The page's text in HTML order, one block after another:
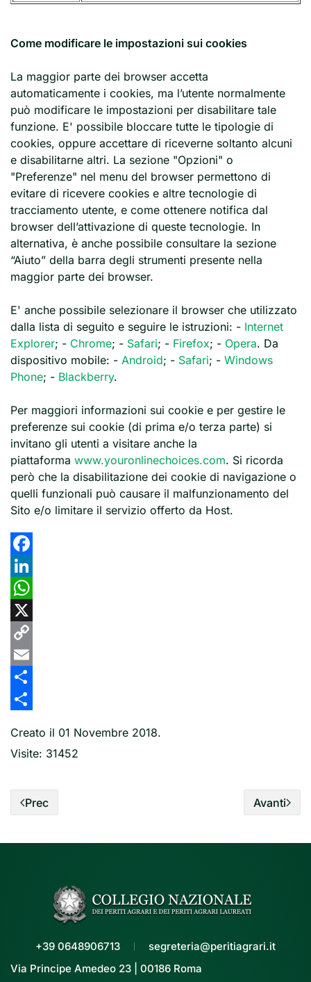
Come modificare le impostazioni sui cookies
La maggior parte dei browser accetta
automaticamente i cookies, ma l’utente normalmente
può modificare le impostazioni per disabilitare tale
funzione. E' possibile bloccare tutte le tipologie di
cookies, oppure accettare di riceverne soltanto alcuni
e disabilitarne altri. La sezione "Opzioni" o
"Preferenze" nel menu del browser permettono di
evitare di ricevere cookies e altre tecnologie di
tracciamento utente, e come ottenere notifica dal
browser dell’attivazione di queste tecnologie. In
alternativa, è anche possibile consultare la sezione
“Aiuto” della barra degli strumenti presente nella
maggior parte dei browser.
E' anche possibile selezionare il browser che utilizzato
dalla lista di seguito e seguire le istruzioni: - Internet
Explorer; - Chrome; - Safari; - Firefox; - Opera. Da
dispositivo mobile: - Android; - Safari; - Windows
Phone; - Blackberry.
Per maggiori informazioni sui cookie e per gestire le
preferenze sui cookie (di prima e/o terza parte) si
invitano gli utenti a visitare anche la
piattaforma www.youronlinechoices.com. Si ricorda
però che la disabilitazione dei cookie di navigazione o
quelli funzionali può causare il malfunzionamento del
Sito e/o limitare il servizio offerto da Host.
Facebook
LinkedIn
WhatsApp
X
Copy
Link
Email
Share
Creato il 01 Novembre 2018.
Visite: 31452
Prec Avanti
+39 0648906713
segreteria@peritiagrari.it
Via Principe Amedeo 23 | 00186 Roma